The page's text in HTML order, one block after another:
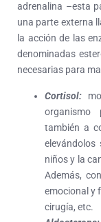
adrenalina –esta
una parte externa
la acción de las
denominadas
necesarias para
Cortisol:
organismo
también a
niños y la
Además,
emocional y
cirugía, etc.